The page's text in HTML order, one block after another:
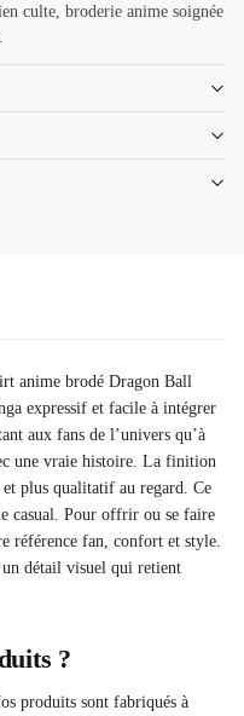
culte, broderie anime soignée
anime brodé Dragon Ball
expressif et facile à intégrer
aux fans de l’univers qu’à
une vraie histoire. La finition
plus qualitatif au regard. Ce
casual. Pour offrir ou se faire
référence fan, confort et style.
détail visuel qui retient
?
produits sont fabriqués à